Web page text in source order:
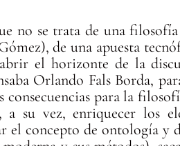
no se trata de una filosofía
de una apuesta
el horizonte de la
Orlando Fals Borda,
consecuencias para la
su vez, enriquecer los
concepto de ontología y